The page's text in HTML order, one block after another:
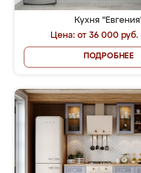
Кухня
Цена: от 36 000 руб.
ПОДРОБНЕЕ